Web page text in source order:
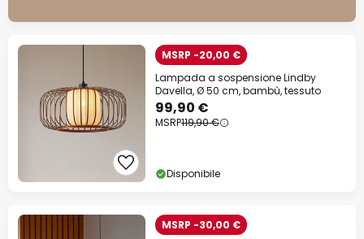
MSRP -20,00 €
Lampada a sospensione Lindby
Davella, Ø 50 cm, bambù, tessuto
99,90 €
MSRP119,90 €
Disponibile
MSRP -30,00 €